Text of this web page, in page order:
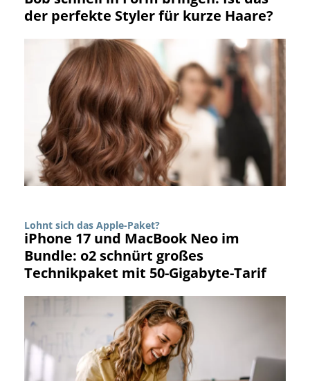
der perfekte Styler für kurze Haare?
Lohnt sich das Apple-Paket?
iPhone 17 und MacBook Neo im
Bundle: o2 schnürt großes
Technikpaket mit 50-Gigabyte-Tarif